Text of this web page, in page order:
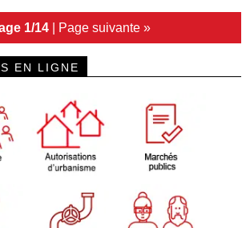
1/14 | Page suivante »
EN LIGNE